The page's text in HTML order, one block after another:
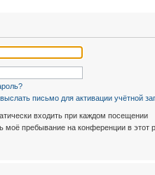
письмо для активации учётной
входить при каждом посещении
моё пребывание на конференции в этот